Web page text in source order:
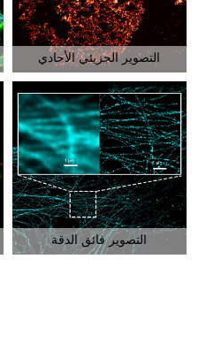
التصوير الجزيئي الأحادي
التصوير فائق الدقة